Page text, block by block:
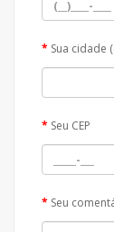
Sua cidade
Seu CEP
Seu